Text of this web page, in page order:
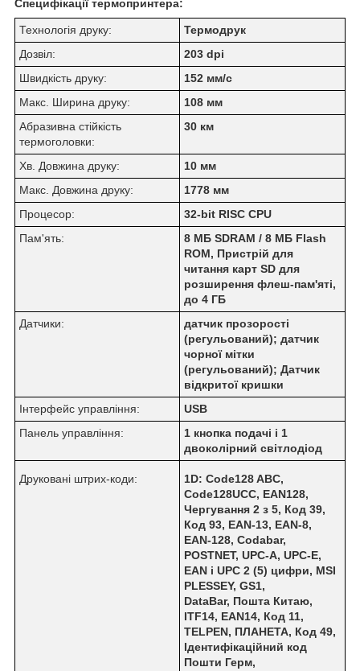
Специфікації термопринтера:
Технологія друку:
Термодрук
Дозвіл:
203 dpi
Швидкість друку:
152 мм/с
Макс. Ширина друку:
108 мм
Абразивна стійкість
термоголовки:
30 км
Хв. Довжина друку:
10 мм
Макс. Довжина друку:
1778 мм
Процесор:
32-bit RISC CPU
Пам'ять:
8 МБ SDRAM / 8 МБ Flash
ROM, Пристрій для
читання карт SD для
розширення флеш-пам'яті,
до 4 ГБ
Датчики:
датчик прозорості
(регульований); датчик
чорної мітки
(регульований); Датчик
відкритої кришки
Інтерфейс управління:
USB
Панель управління:
1 кнопка подачі і 1
двоколірний світлодіод
Друковані штрих-коди:
1D: Code128 ABC,
Code128UCC, EAN128,
Чергування 2 з 5, Код 39,
Код 93, EAN-13, EAN-8,
EAN-128, Codabar,
POSTNET, UPC-A, UPC-E,
EAN і UPC 2 (5) цифри, MSI
PLESSEY, GS1,
DataBar, Пошта Китаю,
ITF14, EAN14, Код 11,
TELPEN, ПЛАНЕТА, Код 49,
Ідентифікаційний код
Пошти Герм,